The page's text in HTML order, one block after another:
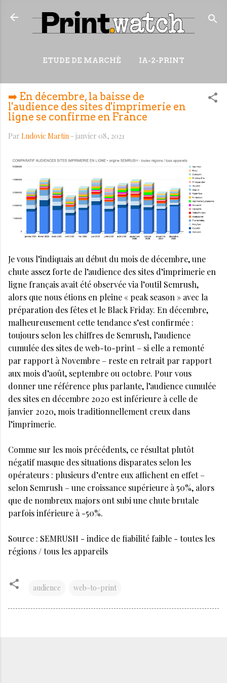
Accéder au contenu principal
ETUDE DE MARCHÉ IA-2-PRINT
PLUS… WIKI
➡️ En décembre, la baisse de
l'audience des sites d'imprimerie en
ligne se confirme en France
Par Ludovic Martin - janvier 08, 2021
Je vous l’indiquais au début du mois de décembre, une
chute assez forte de l’audience des sites d’imprimerie en
ligne français avait été observée via l’outil Semrush,
alors que nous étions en pleine « peak season » avec la
préparation des fêtes et le Black Friday. En décembre,
malheureusement cette tendance s’est confirmée :
toujours selon les chiffres de Semrush, l’audience
cumulée des sites de web-to-print – si elle a remonté
par rapport à Novembre – reste en retrait par rapport
aux mois d’août, septembre ou octobre. Pour vous
donner une référence plus parlante, l’audience cumulée
des sites en décembre 2020 est inférieure à celle de
janvier 2020, mois traditionnellement creux dans
l’imprimerie.
Comme sur les mois précédents, ce résultat plutôt
négatif masque des situations disparates selon les
opérateurs : plusieurs d’entre eux affichent en effet –
selon Semrush – une croissance supérieure à 50%, alors
que de nombreux majors ont subi une chute brutale
parfois inférieure à -50%.
Source : SEMRUSH - indice de fiabilité faible - toutes les
régions / tous les appareils
audience web-to-print